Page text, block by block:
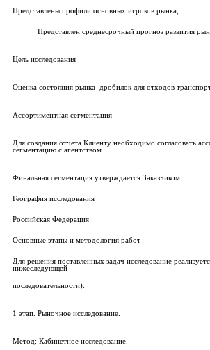
Представлены профили основных игроков рынка;
Представлен среднесрочный прогноз развития
Цель исследования
Оценка состояния рынка дробилок для отходов
Ассортиментная сегментация
Для создания отчета Клиенту необходимо согласовать
сегментацию с агентством.
Финальная сегментация утверждается Заказчиком.
География исследования
Российская Федерация
Основные этапы и методология работ
Для решения поставленных задач исследование
нижеследующей
последовательности):
1 этап. Рыночное исследование.
Метод: Кабинетное исследование.